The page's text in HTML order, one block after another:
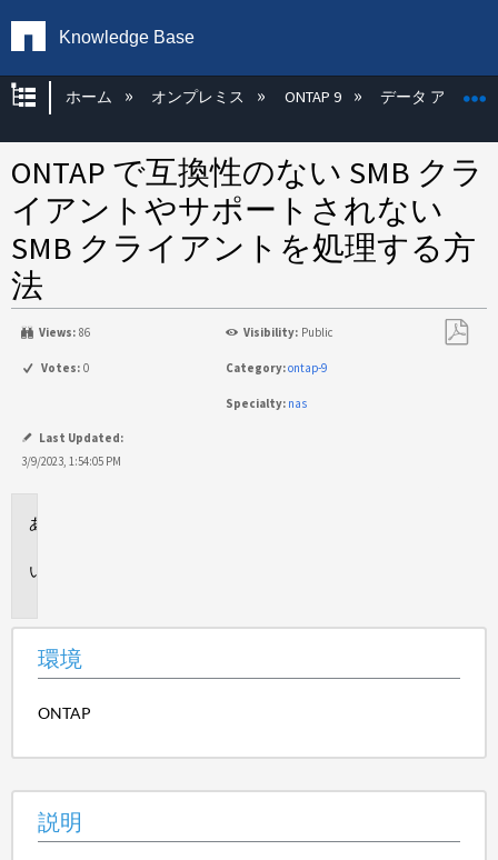
Knowledge Base
グローバル階層を展開/折りたたむ
ホーム オンプレミス ONTAP 9 データ アクセス
ONTAP で互換性のない SMB クラ
イアントやサポートされない
SMB クライアントを処理する方
法
Views: 86 Visibility: Public
Votes: 0 Category:ontap-9
Specialty: nas
Last Updated:
3/9/2023, 1:54:05 PM
環境
ONTAP
説明